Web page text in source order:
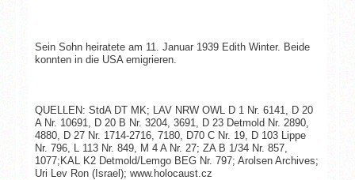
Sein Sohn heiratete am 11. Januar 1939 Edith Winter. Beide
konnten in die USA emigrieren.
QUELLEN: StdA DT MK; LAV NRW OWL D 1 Nr. 6141, D 20
A Nr. 10691, D 20 B Nr. 3204, 3691, D 23 Detmold Nr. 2890,
4880, D 27 Nr. 1714-2716, 7180, D70 C Nr. 19, D 103 Lippe
Nr. 796, L 113 Nr. 849, M 4 A Nr. 27; ZA B 1/34 Nr. 857,
1077;KAL K2 Detmold/Lemgo BEG Nr. 797; Arolsen Archives;
Uri Lev Ron (Israel); www.holocaust.cz